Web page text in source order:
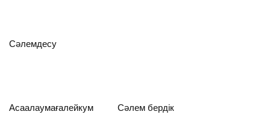
Сәлемдесу
Асаалаумағалейкум Сәлем бердік